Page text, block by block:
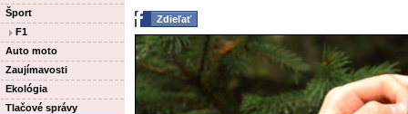
Šport
F1
Auto moto
Zaujímavosti
Ekológia
Tlačové správy
Zdieľať